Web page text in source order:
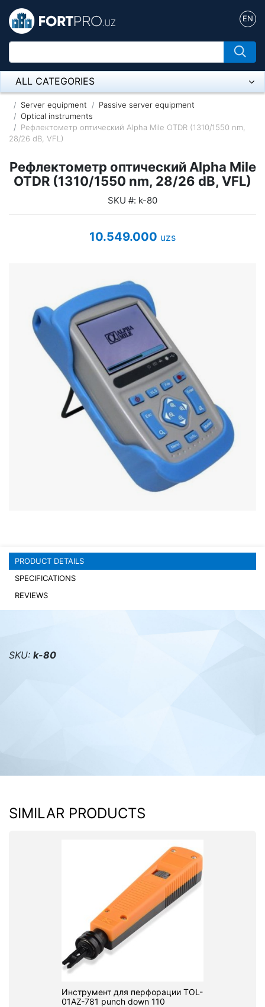
EN
ALL CATEGORIES
Микрофон
Напольные розетки
Пылесос
Server equipment
UPS Uninterruptible Power Supply
Headphones
Mouses and keybords
Cooling systems
PC components
Server equipment
Passive server equipment
Optical instruments
Рефлектометр оптический Alpha Mile OTDR (1310/1550 nm,
28/26 dB, VFL)
Рефлектометр оптический Alpha Mile
OTDR (1310/1550 nm, 28/26 dB, VFL)
SKU #: k-80
10.549.000 uzs
PRODUCT DETAILS
SPECIFICATIONS
REVIEWS
SKU: k-80
SIMILAR PRODUCTS
Инструмент для перфорации TOL-
01AZ-781 punch down 110